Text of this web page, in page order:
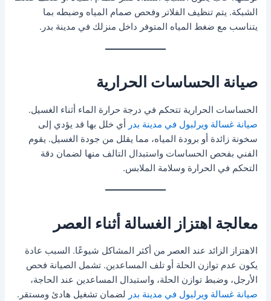
الشبكة. يتم تنظيف الفلاتر وفحص صمام المياه وضبطه بما
يتناسب مع ضغط المياه المتوفر داخل منزلك في مدينة بدر.
صيانة الحساسات الحرارية
الحساسات الحرارية تتحكم في درجة حرارة الماء أثناء الغسيل.
صيانة غسالة ويرلبول في مدينة بدر أي خلل بها قد يؤدي إلى
سخونة زائدة أو برودة المياه، مما يقلل من جودة الغسيل. يقوم
الفني بفحص الحساسات واستبدال التالف منها لضمان دقة
التحكم في الحرارة وسلامة الملابس.
معالجة اهتزاز الغسالة أثناء العصر
الاهتزاز الزائد عند العصر من أكثر المشاكل شيوعًا. السبب عادة
يكون عدم توازن الحلة أو تلف المساعدين. تشمل الصيانة فحص
الأرجل، وضبط توازن الحلة، واستبدال المساعدين عند الحاجة،
صيانة غسالة ويرلبول في مدينة بدر لضمان تشغيل هادئ ومستقر.